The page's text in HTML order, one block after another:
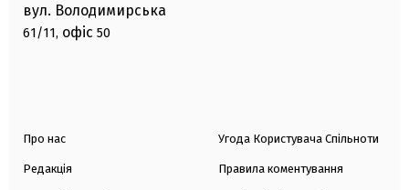
вул. Володимирська
61/11, офіс 50
Про нас
Редакція
Угода Користувача Спільноти
Правила коментування